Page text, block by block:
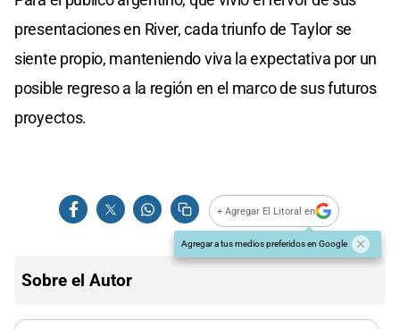
presentaciones en River, cada triunfo de Taylor se
siente propio, manteniendo viva la expectativa por un
posible regreso a la región en el marco de sus futuros
proyectos.
+ Agregar El Litoral en
Agregar a tus medios preferidos en Google
Sobre el Autor